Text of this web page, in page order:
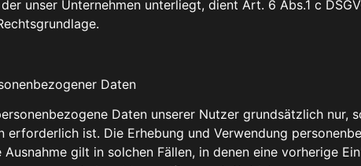
unser Unternehmen unterliegt, dient Art. 6 Abs.1 c
Daten
Daten unserer Nutzer grundsätzlich
erforderlich ist. Die Erhebung und Verwendung
gilt in solchen Fällen, in denen eine vorherige